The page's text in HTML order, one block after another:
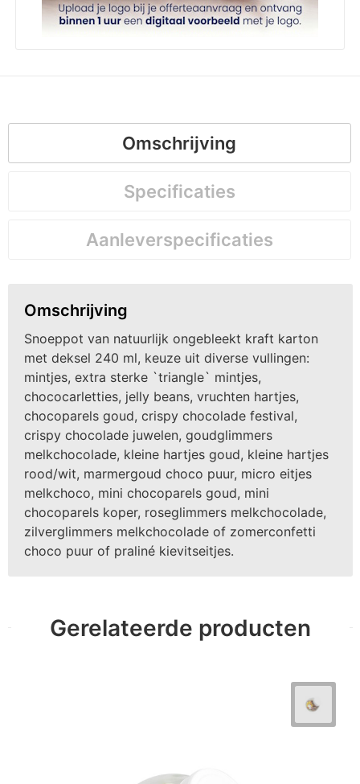
Omschrijving
Specificaties
Aanleverspecificaties
Omschrijving
Snoeppot van natuurlijk ongebleekt kraft karton
met deksel 240 ml, keuze uit diverse vullingen:
mintjes, extra sterke `triangle` mintjes,
chococarletties, jelly beans, vruchten hartjes,
chocoparels goud, crispy chocolade festival,
crispy chocolade juwelen, goudglimmers
melkchocolade, kleine hartjes goud, kleine hartjes
rood/wit, marmergoud choco puur, micro eitjes
melkchoco, mini chocoparels goud, mini
chocoparels koper, roseglimmers melkchocolade,
zilverglimmers melkchocolade of zomerconfetti
choco puur of praliné kievitseitjes.
Gerelateerde producten